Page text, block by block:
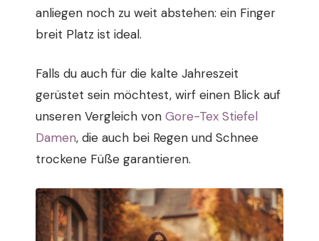
anliegen noch zu weit abstehen: ein Finger
breit Platz ist ideal.
Falls du auch für die kalte Jahreszeit
gerüstet sein möchtest, wirf einen Blick auf
unseren Vergleich von Gore-Tex Stiefel
Damen, die auch bei Regen und Schnee
trockene Füße garantieren.